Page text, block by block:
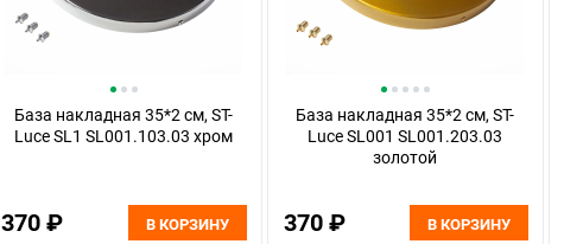
База накладная 35*2 см, ST-
Luce SL1 SL001.103.03 хром
370 ₽ В КОРЗИНУ
База накладная 35*2 см, ST-
Luce SL001 SL001.203.03
золотой
370 ₽ В КОРЗИНУ